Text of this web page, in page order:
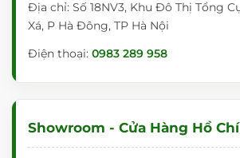
Địa chỉ: Số 18NV3, Khu Đô Thị Tổng
Xá, P Hà Đông, TP Hà Nội
Điện thoại: 0983 289 958
Showroom - Cửa Hàng Hồ